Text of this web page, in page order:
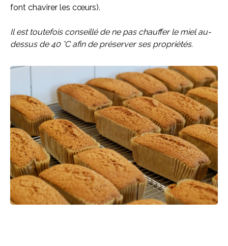
font chavirer les cœurs).
Il est toutefois conseillé de ne pas chauffer le miel au-
dessus de 40 °C afin de préserver ses propriétés.